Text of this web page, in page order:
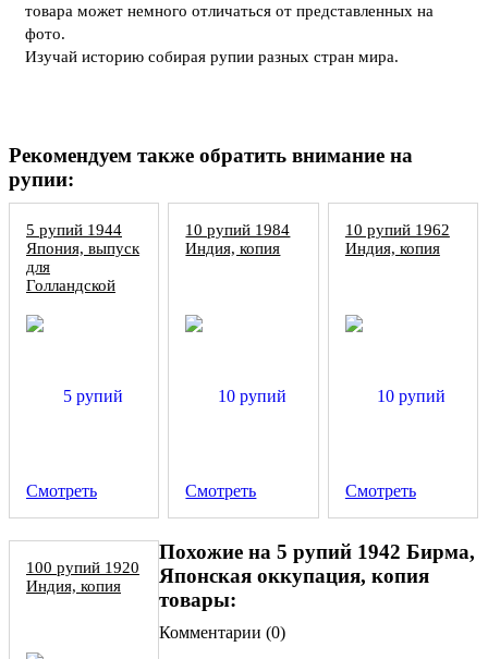
товара может немного отличаться от представленных на
фото.
Изучай историю собирая рупии разных стран мира.
Рекомендуем также обратить внимание на
рупии:
5 рупий 1944
Япония, выпуск
для
Голландской
Смотреть
10 рупий 1984
Индия, копия
Смотреть
10 рупий 1962
Индия, копия
Смотреть
100 рупий 1920
Индия, копия
Похожие на 5 рупий 1942 Бирма,
Японская оккупация, копия
товары:
Комментарии (0)